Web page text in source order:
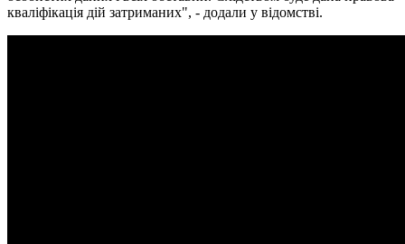
кваліфікація дій затриманих", - додали у відомстві.